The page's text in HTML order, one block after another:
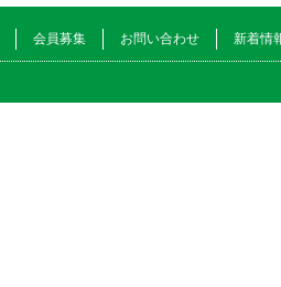
会員募集 お問い合わせ 新着情